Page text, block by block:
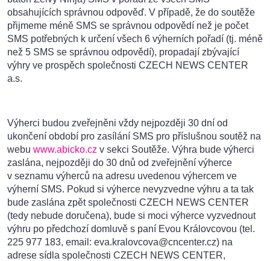
obsahujících správnou odpověď. V případě, že do soutěže
přijmeme méně SMS se správnou odpovědí než je počet
SMS potřebných k určení všech 6 výherních pořadí (tj. méně
než 5 SMS se správnou odpovědí), propadají zbývající
výhry ve prospěch společnosti CZECH NEWS CENTER
a.s.
Výherci budou zveřejněni vždy nejpozději 30 dní od
ukončení období pro zasílání SMS pro příslušnou soutěž na
webu www.abicko.cz v sekci Soutěže. Výhra bude výherci
zaslána, nejpozději do 30 dnů od zveřejnění výherce
v seznamu výherců na adresu uvedenou výhercem ve
výherní SMS. Pokud si výherce nevyzvedne výhru a ta tak
bude zaslána zpět společnosti CZECH NEWS CENTER
(tedy nebude doručena), bude si moci výherce vyzvednout
výhru po předchozí domluvě s paní Evou Královcovou (tel.
225 977 183, email: eva.kralovcova@cncenter.cz) na
adrese sídla společnosti CZECH NEWS CENTER,